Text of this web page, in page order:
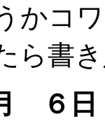
かコ
ら書
６日